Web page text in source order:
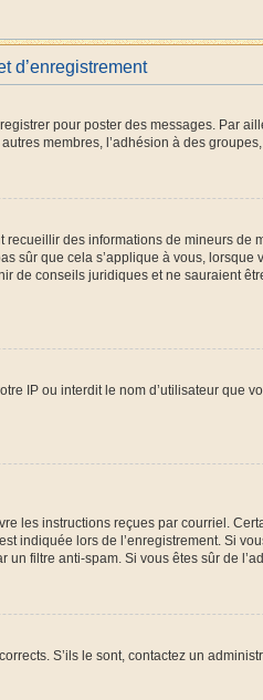
d’enregistrement
pour poster des messages. Par
membres, l’adhésion à des
des informations de mineurs de
sûr que cela s’applique à vous,
conseils juridiques et ne sauraient
IP ou interdit le nom d’utilisateur que
les instructions reçues par courriel.
indiquée lors de l’enregistrement. Si
filtre anti-spam. Si vous êtes sûr de
S’ils le sont, contactez un